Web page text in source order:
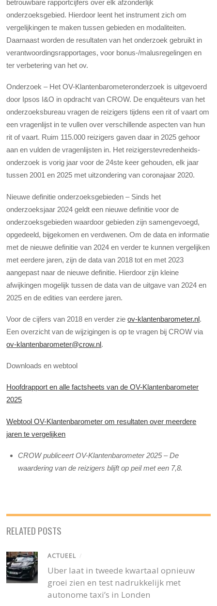
betrouwbare rapportcijfers over elk afzonderlijk
onderzoeksgebied. Hierdoor leent het instrument zich om
vergelijkingen te maken tussen gebieden en modaliteiten.
Daarnaast worden de resultaten van het onderzoek gebruikt in
verantwoordingsrapportages, voor bonus-/malusregelingen en
ter verbetering van het ov.
Onderzoek – Het OV-Klantenbarometeronderzoek is uitgevoerd
door Ipsos I&O in opdracht van CROW. De enquêteurs van het
onderzoeksbureau vragen de reizigers tijdens een rit of vaart om
een vragenlijst in te vullen over verschillende aspecten van hun
rit of vaart. Ruim 115.000 reizigers gaven daar in 2025 gehoor
aan en vulden de vragenlijsten in. Het reizigerstevredenheids-
onderzoek is vorig jaar voor de 24ste keer gehouden, elk jaar
tussen 2001 en 2025 met uitzondering van coronajaar 2020.
Nieuwe definitie onderzoeksgebieden – Sinds het
onderzoeksjaar 2024 geldt een nieuwe definitie voor de
onderzoeksgebieden waardoor gebieden zijn samengevoegd,
opgedeeld, bijgekomen en verdwenen. Om de data en informatie
met de nieuwe definitie van 2024 en verder te kunnen vergelijken
met eerdere jaren, zijn de data van 2018 tot en met 2023
aangepast naar de nieuwe definitie. Hierdoor zijn kleine
afwijkingen mogelijk tussen de data van de uitgave van 2024 en
2025 en de edities van eerdere jaren.
Voor de cijfers van 2018 en verder zieov-klantenbarometer.nl.
Een overzicht van de wijzigingen is op te vragen bij CROW via
ov-klantenbarometer@crow.nl.
Downloads en webtool
Hoofdrapport en alle factsheets van de OV-Klantenbarometer
2025
Webtool OV-Klantenbarometer om resultaten over meerdere
jaren te vergelijken
CROW publiceert OV-Klantenbarometer 2025 – De
waardering van de reizigers blijft op peil met een 7,8.
RELATED POSTS
ACTUEEL /
Uber laat in tweede kwartaal opnieuw
groei zien en test nadrukkelijk met
autonome taxi’s in Londen